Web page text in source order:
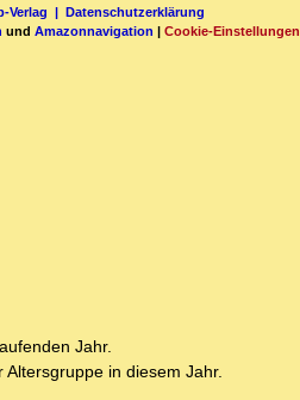
Verlag | Datenschutzerklärung
und Amazonnavigation | Cookie-Einstellungen
Jahr.
in diesem Jahr.